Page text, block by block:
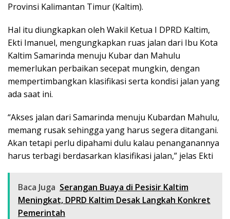
Provinsi Kalimantan Timur (Kaltim).
Hal itu diungkapkan oleh Wakil Ketua I DPRD Kaltim,
Ekti Imanuel, mengungkapkan ruas jalan dari Ibu Kota
Kaltim Samarinda menuju Kubar dan Mahulu
memerlukan perbaikan secepat mungkin, dengan
mempertimbangkan klasifikasi serta kondisi jalan yang
ada saat ini.
“Akses jalan dari Samarinda menuju Kubardan Mahulu,
memang rusak sehingga yang harus segera ditangani.
Akan tetapi perlu dipahami dulu kalau penanganannya
harus terbagi berdasarkan klasifikasi jalan,” jelas Ekti
Baca Juga Serangan Buaya di Pesisir Kaltim
Meningkat, DPRD Kaltim Desak Langkah Konkret
Pemerintah